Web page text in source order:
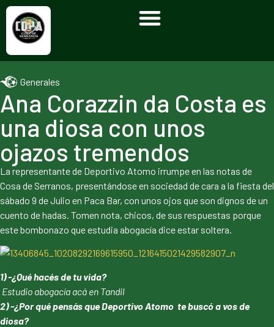
Generales
Ana Corazzin da Costa es
una diosa con unos
ojazos tremendos
La representante de Deportivo Atomo irrumpe en las notas de
Cosa de Serranos, presentándose en sociedad de cara a la fiesta del
sábado 9 de Julio en Paca Bar, con unos ojos que son dignos de un
cuento de hadas. Tomen nota, chicos, de sus respuestas porque
este bombonazo que estudia abogacía dice estar soltera.
1) -¿Qué hacés de tu vida?
Estudio abogacía acá en Tandil
2) -¿Por qué pensás que Deportivo Atomo te buscó a vos de
diosa?